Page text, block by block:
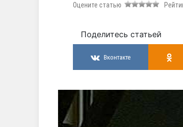
Оцените статью
Поделитесь статьей
Вконтакте